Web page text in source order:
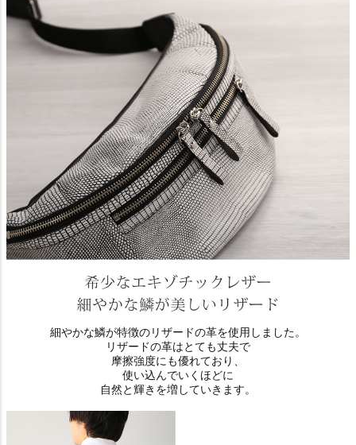
細やかな鱗が特徴のリザードの革を使用しました。
リザードの革はとても丈夫で
摩擦強度にも優れており、
使い込んでいくほどに
自然と輝きを増していきます。